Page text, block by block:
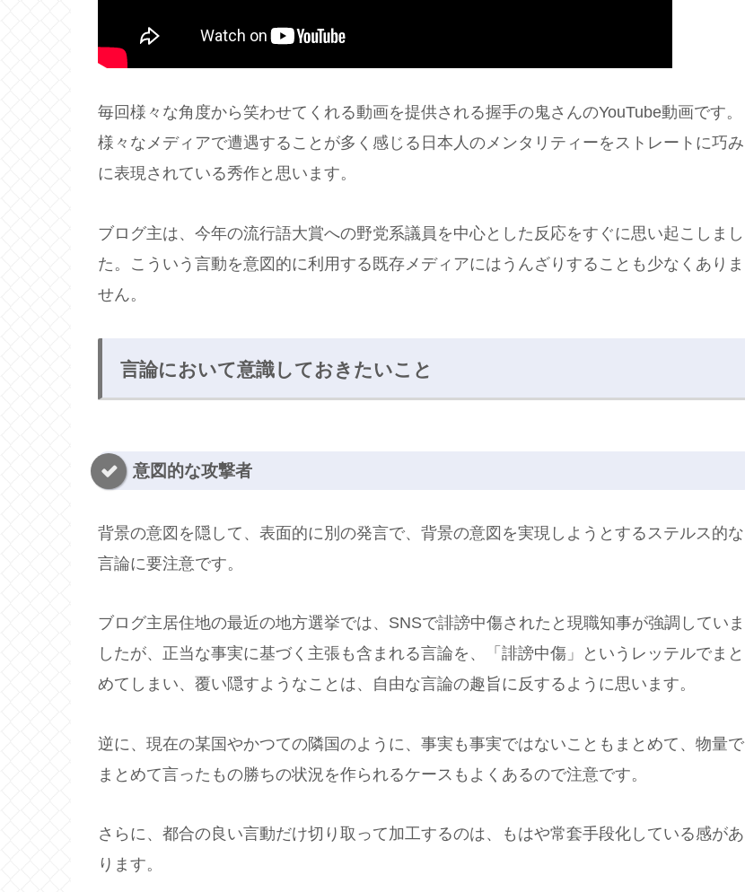
毎回様々な角度から笑わせてくれる動画を提供される握手の鬼さんのYouTube動画です。
様々なメディアで遭遇することが多く感じる日本人のメンタリティーをストレートに巧み
に表現されている秀作と思います。
ブログ主は、今年の流行語大賞への野党系議員を中心とした反応をすぐに思い起こしまし
た。こういう言動を意図的に利用する既存メディアにはうんざりすることも少なくありま
せん。
言論において意識しておきたいこと
意図的な攻撃者
背景の意図を隠して、表面的に別の発言で、背景の意図を実現しようとするステルス的な
言論に要注意です。
ブログ主居住地の最近の地方選挙では、SNSで誹謗中傷されたと現職知事が強調していま
したが、正当な事実に基づく主張も含まれる言論を、「誹謗中傷」というレッテルでまと
めてしまい、覆い隠すようなことは、自由な言論の趣旨に反するように思います。
逆に、現在の某国やかつての隣国のように、事実も事実ではないこともまとめて、物量で
まとめて言ったもの勝ちの状況を作られるケースもよくあるので注意です。
さらに、都合の良い言動だけ切り取って加工するのは、もはや常套手段化している感があ
ります。